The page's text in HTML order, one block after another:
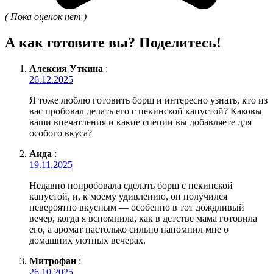
( Пока оценок нет )
А как готовите вы? Поделитесь!
Алексия Уткина :
26.12.2025
Я тоже люблю готовить борщ и интересно узнать, кто из
вас пробовал делать его с пекинской капустой? Каковы
ваши впечатления и какие специи вы добавляете для
особого вкуса?
Аида :
19.11.2025
Недавно попробовала сделать борщ с пекинской
капустой, и, к моему удивлению, он получился
невероятно вкусным — особенно в тот дождливый
вечер, когда я вспомнила, как в детстве мама готовила
его, а аромат настолько сильно напомнил мне о
домашних уютных вечерах.
Митрофан :